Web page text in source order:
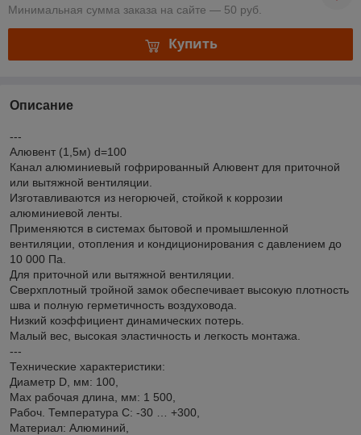
Минимальная сумма заказа на сайте — 50 руб.
Купить
Описание
---
Алювент (1,5м) d=100
Канал алюминиевый гофрированный Алювент для приточной
или вытяжной вентиляции.
Изготавливаются из негорючей, стойкой к коррозии
алюминиевой ленты.
Применяются в системах бытовой и промышленной
вентиляции, отопления и кондиционирования с давлением до
10 000 Па.
Для приточной или вытяжной вентиляции.
Сверхплотный тройной замок обеспечивает высокую плотность
шва и полную герметичность воздуховода.
Низкий коэффициент динамических потерь.
Малый вес, высокая эластичность и легкость монтажа.
---
Технические характеристики:
Диаметр D, мм: 100,
Мах рабочая длина, мм: 1 500,
Рабоч. Температура С: -30 … +300,
Материал: Алюминий,